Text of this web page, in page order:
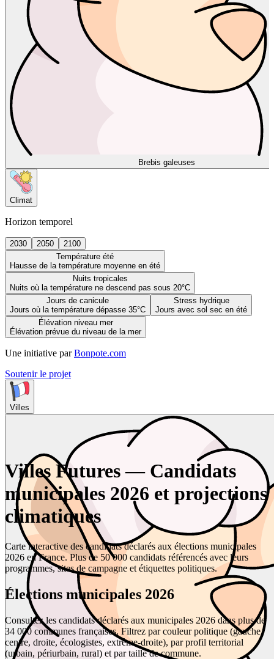
Brebis galeuses
Climat
Horizon temporel
2030 2050
2100
Température été
Hausse de la température moyenne en été
Nuits tropicales
Nuits où la température ne descend pas sous 20°C
Jours de canicule
Jours où la température dépasse 35°C
Stress hydrique
Jours avec sol sec en été
Élévation niveau mer
Élévation prévue du niveau de la mer
Une initiative par Bonpote.com
Soutenir le projet
Villes
Villes Futures — Candidats
municipales 2026 et projections
climatiques
Carte interactive des candidats déclarés aux élections municipales
2026 en France. Plus de 50 000 candidats référencés avec leurs
programmes, sites de campagne et étiquettes politiques.
Élections municipales 2026
Consultez les candidats déclarés aux municipales 2026 dans plus de
34 000 communes françaises. Filtrez par couleur politique (gauche,
centre, droite, écologistes, extrême-droite), par profil territorial
(urbain, périurbain, rural) et par taille de commune.